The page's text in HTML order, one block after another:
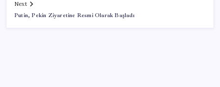
Next
Putin, Pekin Ziyaretine Resmi Olarak Başladı